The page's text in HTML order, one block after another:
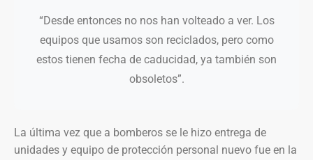
“Desde entonces no nos han volteado a ver. Los
equipos que usamos son reciclados, pero como
estos tienen fecha de caducidad, ya también son
obsoletos”.
La última vez que a bomberos se le hizo entrega de
unidades y equipo de protección personal nuevo fue en la